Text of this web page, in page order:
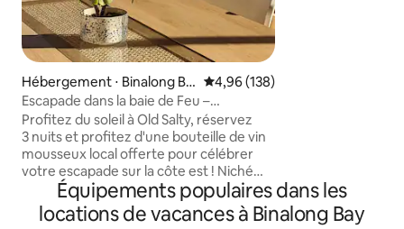
Hébergement ⋅ Binalong Ba
y
Évaluation moyenne sur la
4,96 (138)
Escapade dans la baie de Feu –
Old Salty Shack
Profitez du soleil à Old Salty, réservez
3 nuits et profitez d'une bouteille de vin
mousseux local offerte pour célébrer
votre escapade sur la côte est ! Niché
parmi les gommiers avec une vue
imprenable sur la plage, l'océan et le
lagon, ce refuge rustique dispose d'un
votre villa.
Équipements populaires dans les
locations de vacances à Binalong Bay